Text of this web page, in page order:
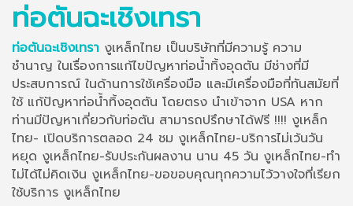
ท่อตันฉะเชิงเทรา
ท่อตันฉะเชิงเทรา งูเหล็กไทย เป็นบริษัทที่มีความรู้ ความ
ชำนาญ ในเรื่องการแก้ไขปัญหาท่อน้ำทิ้งอุดตัน มีช่างที่มี
ประสบการณ์ ในด้านการใช้เครื่องมือ และมีเครื่องมือที่ทันสมัยที่
ใช้ แก้ปัญหาท่อน้ำทิ้งอุดตัน โดยตรง นำเข้าจาก USA หาก
ท่านมีปัญหาเกี่ยวกับท่อตัน สามารถปรึกษาได้ฟรี !!!! งูเหล็ก
ไทย- เปิดบริการตลอด 24 ชม งูเหล็กไทย-บริการไม่เว้นวัน
หยุด งูเหล็กไทย-รับประกันผลงาน นาน 45 วัน งูเหล็กไทย-ทำ
ไม่ได้ไม่คิดเงิน งูเหล็กไทย-ขอขอบคุณทุกความไว้วางใจที่เรียก
ใช้บริการ งูเหล็กไทย